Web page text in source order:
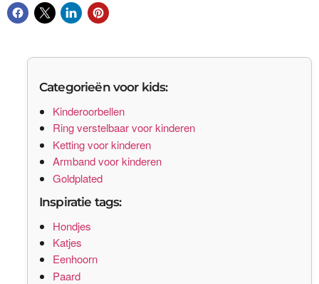
Categorieën voor kids:
Kinderoorbellen
Ring verstelbaar voor kinderen
Ketting voor kinderen
Armband voor kinderen
Goldplated
Inspiratie tags:
Hondjes
Katjes
Eenhoorn
Paard